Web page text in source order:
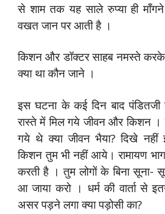
से शाम तक यह साले रुप्या ही
वखत जान पर आती है ।
किशन और डॉक्टर साहब नमस्ते
क्या था कौन जाने ।
इस घटना के कई दिन बाद
रास्ते में मिल गये जीवन और किशन ।
गये थे क्या जीवन भैया? दिखे
किशन तुम भी नहीं आये। रामायण
करती है । तुम लोगों के बिना सूना-
आ जाया करो । धर्म की वार्ता से
असर पड़ने लगा क्या पड़ोसी का?